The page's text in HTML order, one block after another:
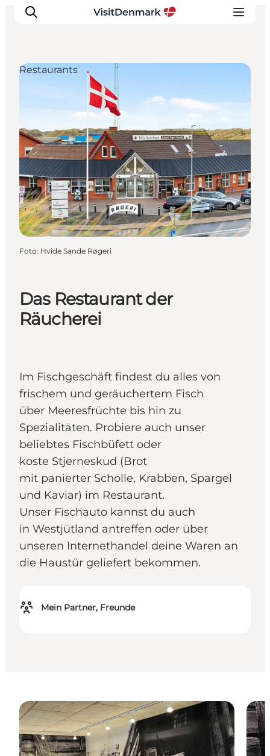
Inspiration
Erlebnisse
Unterkünfte
Reiseplanung
Das Restaurant der
Räucherei
Im Fischgeschäft findest du alles von
frischem und geräuchertem Fisch
über Meeresfrüchte bis hin zu
Spezialitäten. Probiere auch unser
beliebtes Fischbüfett oder
koste Stjerneskud (Brot
mit panierter Scholle, Krabben, Spargel
und Kaviar) im Restaurant.
Unser Fischauto kannst du auch
in Westjütland antreffen oder über
unseren Internethandel deine Waren an
die Haustür geliefert bekommen.
Mein Partner, Freunde
Restaurants
Foto: Hvide Sande Røgeri